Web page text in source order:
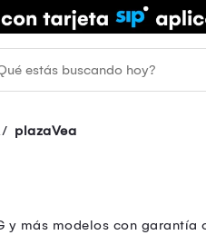
plazaVea
más modelos con